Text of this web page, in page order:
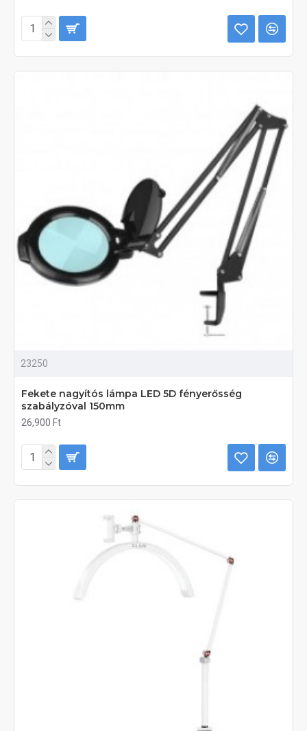
23250
Fekete nagyítós lámpa LED 5D fényerősség
szabályzóval 150mm
26,900 Ft